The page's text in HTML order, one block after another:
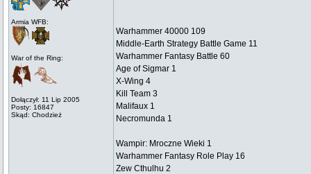
Armia WFB:
War of the Ring:
Dołączył: 11 Lip 2005
Posty: 16847
Skąd: Chodzież
Warhammer 40000 109
Middle-Earth Strategy Battle Game 11
Warhammer Fantasy Battle 60
Age of Sigmar 1
X-Wing 4
Kill Team 3
Malifaux 1
Necromunda 1
Wampir: Mroczne Wieki 1
Warhammer Fantasy Role Play 16
Zew Cthulhu 2